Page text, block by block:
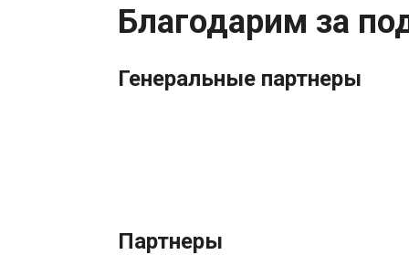
Благодарим за
Генеральные партнеры
Партнеры